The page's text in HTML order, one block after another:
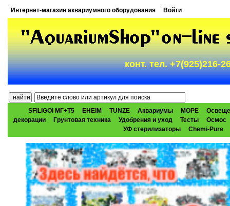
Интернет-магазин аквариумного оборудования Войти
конт. тел. +7(925)216-
SFILIGOI МГ+Т5 EHEIM TUNZE Аквариумы МОРЕ
декорации
Грунтовая техника Удобрения и уход Тесты
Осмос
УФ стерилизаторы
Chemi-Pure